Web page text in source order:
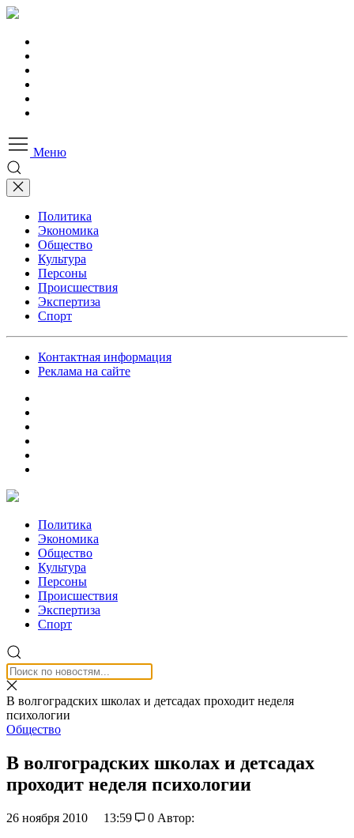
Меню
Политика
Экономика
Общество
Культура
Персоны
Происшествия
Экспертиза
Спорт
Контактная информация
Реклама на сайте
Политика
Экономика
Общество
Культура
Персоны
Происшествия
Экспертиза
Спорт
В волгоградских школах и детсадах проходит неделя
психологии
Общество
В волгоградских школах и детсадах
проходит неделя психологии
26 ноября 2010 13:59 0 Автор: